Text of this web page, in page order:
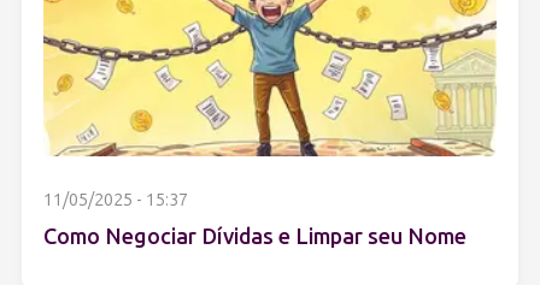
11/05/2025 - 15:37
Como Negociar Dívidas e Limpar seu Nome